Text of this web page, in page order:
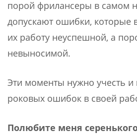
порой фрилансеры в самом
допускают ошибки, которые
их работу неуспешной, а
невыносимой.
Эти моменты нужно учесть и
роковых ошибок в своей
Полюбите меня